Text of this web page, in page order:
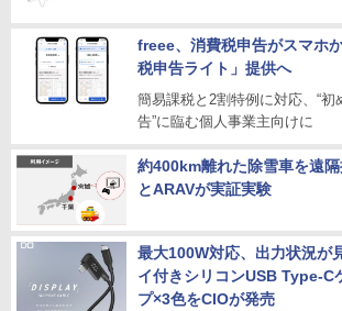
freee、消費税申告がスマホ
税申告ライト」提供へ
簡易課税と2割特例に対応、“初
告”に臨む個人事業主向けに
約400km離れた除雪車を遠
とARAVが実証実験
最大100W対応、出力状況が
イ付きシリコンUSB Type-C
プ×3色をCIOが発売